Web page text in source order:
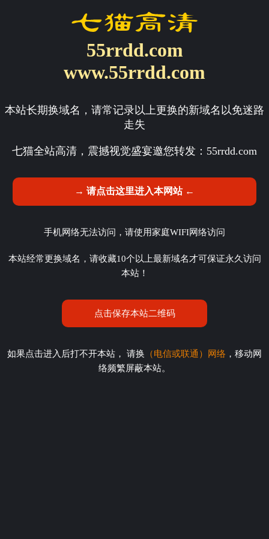
55rrdd.com
www.55rrdd.com
本站长期换域名，请常记录以上更换的新域名以免迷路
走失
七猫全站高清，震撼视觉盛宴邀您转发： 55rrdd.com
→ 请点击这里进入本网站 ←
手机网络无法访问，请使用家庭WIFI网络访问
本站经常更换域名，请收藏10个以上最新域名才可保证永久访问
本站！
点击保存本站二维码
如果点击进入后打不开本站， 请换 （电信或联通）网络 ，移动网
络频繁屏蔽本站。